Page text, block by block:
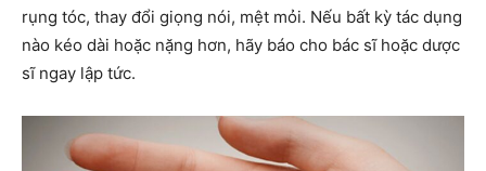
rụng tóc, thay đổi giọng nói, mệt mỏi. Nếu bất kỳ tác dụng
nào kéo dài hoặc nặng hơn, hãy báo cho bác sĩ hoặc dược
sĩ ngay lập tức.